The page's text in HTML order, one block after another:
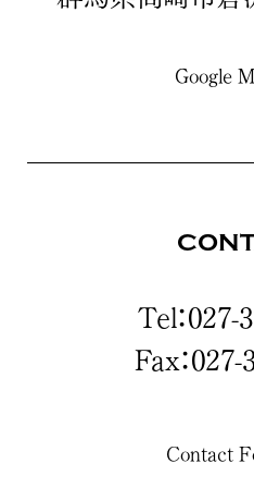
Google
Tel：027-
Fax：
Contact